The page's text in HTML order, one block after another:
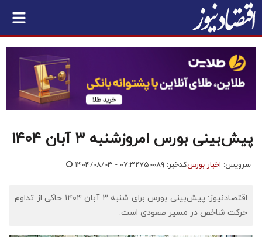
پیش‌بینی بورس امروزشنبه ۳ آبان ۱۴۰۴
سرویس: اخبار بورسکدخبر: ۷۵۰۰۸۹ ۱۴۰۴/۰۸/۰۳ - ۰۷:۳۲
اقتصادنیوز: پیش‌بینی بورس برای شنبه ۳ آبان ۱۴۰۴ حاکی از تداوم
حرکت شاخص در مسیر صعودی است.